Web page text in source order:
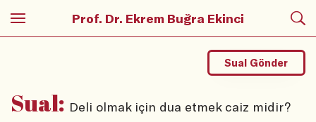
Prof. Dr. Ekrem Buğra Ekinci
Sual: Deli olmak için dua etmek caiz midir?
Sual Gönder